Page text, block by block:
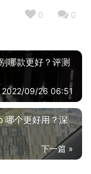
0 0
哪款更好？评测
2022/09/26 06:51
下一篇 »